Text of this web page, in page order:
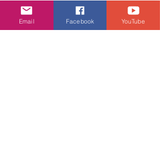
相關文章 查看全部
Email Facebook YouTube